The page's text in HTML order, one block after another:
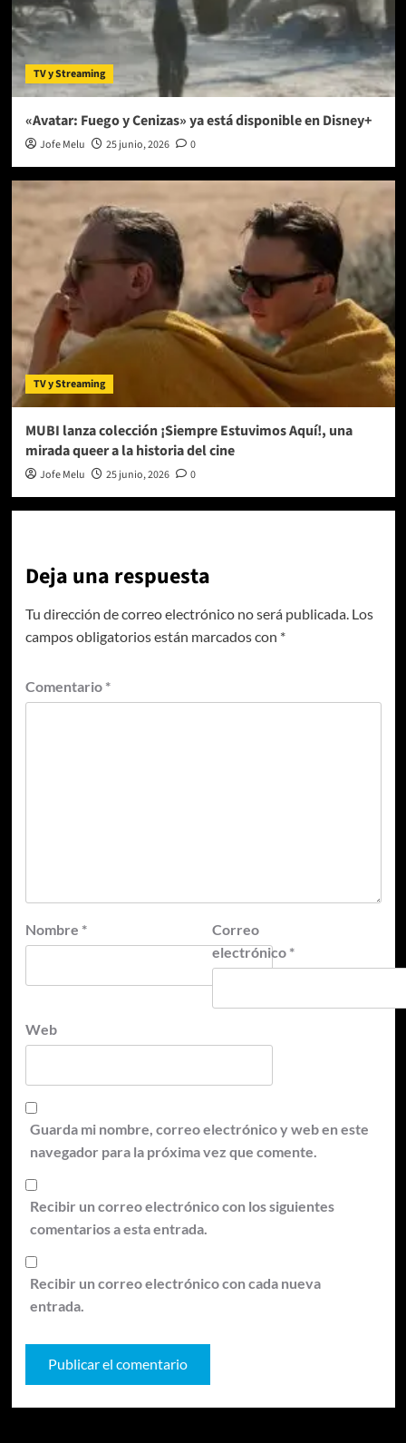
TV y Streaming
«Avatar: Fuego y Cenizas» ya está disponible en Disney+
Jofe Melu 25 junio, 2026 0
TV y Streaming
MUBI lanza colección ¡Siempre Estuvimos Aquí!, una
mirada queer a la historia del cine
Jofe Melu 25 junio, 2026 0
Deja una respuesta
Tu dirección de correo electrónico no será publicada. Los
campos obligatorios están marcados con *
Comentario *
Nombre *
Correo
electrónico *
Web
Guarda mi nombre, correo electrónico y web en este
navegador para la próxima vez que comente.
Recibir un correo electrónico con los siguientes
comentarios a esta entrada.
Recibir un correo electrónico con cada nueva
entrada.